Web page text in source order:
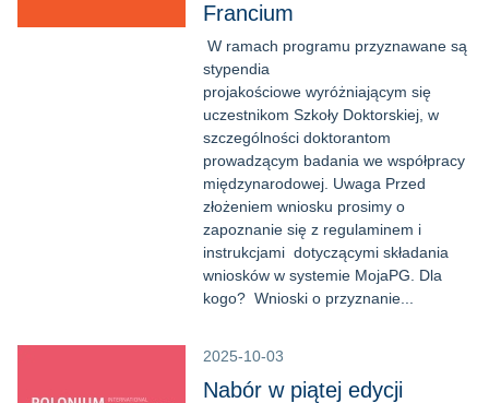
Francium
W ramach programu przyznawane są
stypendia
projakościowe wyróżniającym się
uczestnikom Szkoły Doktorskiej, w
szczególności doktorantom
prowadzącym badania we współpracy
międzynarodowej. Uwaga Przed
złożeniem wniosku prosimy o
zapoznanie się z regulaminem i
instrukcjami dotyczącymi składania
wniosków w systemie MojaPG. Dla
kogo? Wnioski o przyznanie...
2025-10-03
Nabór w piątej edycji